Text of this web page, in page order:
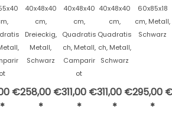
ot
€
*
40x48x40
cm,
Dreieckig,
Metall,
Schwarz
258,00 €
*
40x48x40
cm,
Quadratis
ch, Metall,
Camparir
ot
311,00 €
*
40x48x40
cm,
Quadratis
ch, Metall,
Schwarz
311,00 €
*
60x85x18
cm, Metall,
Schwarz
295,00
*